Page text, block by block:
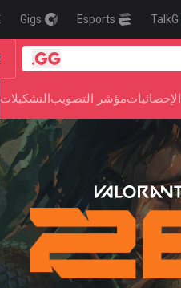
TalkG
Esports
Gigs
الإحصائياتمؤشر التصويبالتشكيلات